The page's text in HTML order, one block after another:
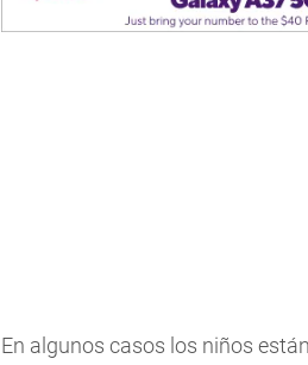
En algunos casos los niños